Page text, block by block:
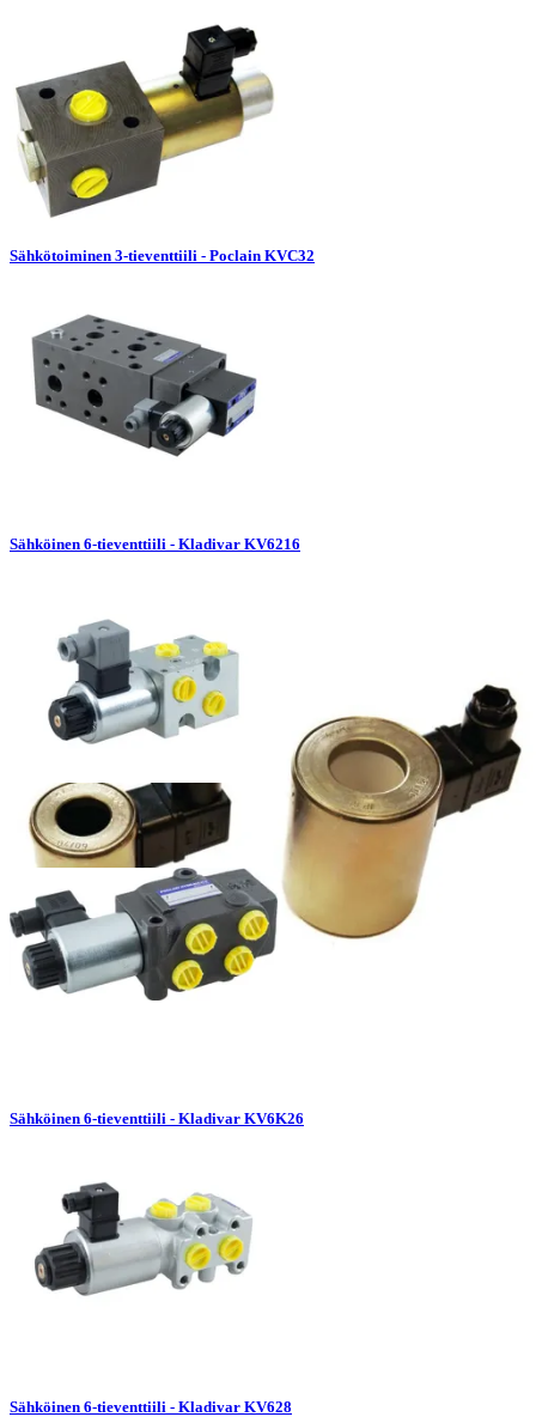
Sähkötoiminen 3-tieventtiili - Poclain KVC32
Sähköinen 6-tieventtiili - Kladivar KV6216
Sähköinen 6-tieventtiili - Kladivar KV624
Sähköinen 6-tieventtiili - Kladivar KV6K26
Sähköinen 6-tieventtiili - Kladivar KV628